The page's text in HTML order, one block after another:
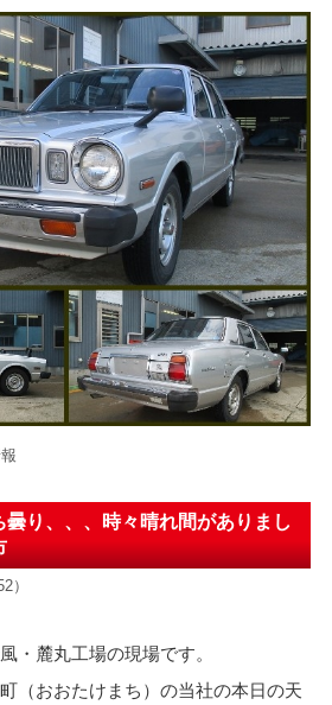
り、、、時々晴れ間がありまし
）
麓丸工場の現場です。
（おおたけまち）の当社の本日の天